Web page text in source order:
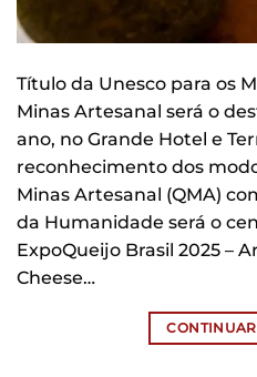
Título da Unesco para os
Minas Artesanal será o
ano, no Grande Hotel e
reconhecimento dos
Minas Artesanal (QMA)
da Humanidade será o
ExpoQueijo Brasil 2025 –
Cheese…